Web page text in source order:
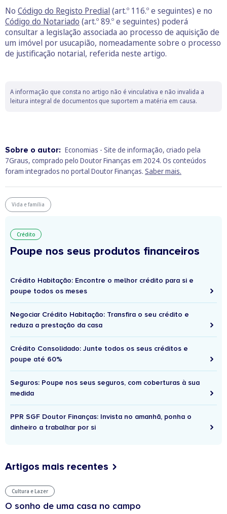
No Código do Registo Predial (art.º 116.º e seguintes) e no
Código do Notariado (art.º 89.º e seguintes) poderá
consultar a legislação associada ao processo de aquisição de
um imóvel por usucapião, nomeadamente sobre o processo
de justificação notarial, referida neste artigo.
A informação que consta no artigo não é vinculativa e não invalida a
leitura integral de documentos que suportem a matéria em causa.
Sobre o autor: Economias - Site de informação, criado pela
7Graus, comprado pelo Doutor Finanças em 2024. Os conteúdos
foram integrados no portal Doutor Finanças. Saber mais.
Vida e família
Crédito
Poupe nos seus produtos financeiros
Crédito Habitação: Encontre o melhor crédito para si e
poupe todos os meses
Negociar Crédito Habitação: Transfira o seu crédito e
reduza a prestação da casa
Crédito Consolidado: Junte todos os seus créditos e
poupe até 60%
Seguros: Poupe nos seus seguros, com coberturas à sua
medida
PPR SGF Doutor Finanças: Invista no amanhã, ponha o
dinheiro a trabalhar por si
Artigos mais recentes
Cultura e Lazer
O sonho de uma casa no campo